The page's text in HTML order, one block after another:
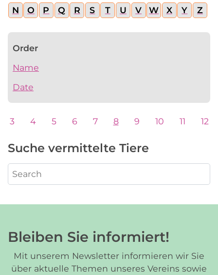
N O P Q R S T U V W X Y Z
Order
Name
Date
3 4 5 6 7 8 9 10 11 12
Suche vermittelte Tiere
Bleiben Sie informiert!
Mit unserem Newsletter informieren wir Sie
über aktuelle Themen unseres Vereins sowie